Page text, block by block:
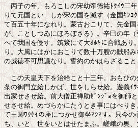
丙子の年、もろこしの宋幼帝徳祐ﾄｸｲｳ二
りて元国といゝしが宋の国を滅す（金国ｷﾝ
て百五十年になれり。蒙古おこりて、先金
が、ことしつゐにほろぼさる）。辛巳の年
へて我国を侵す。筑紫にて大ｵﾎｷに合戦あ
り。大風にはかにおこりて数十万艘の賊船
の威徳不可思議なり。誓約のかはらざること
この天皇天下を治給こと十三年。おもひの
条の御門立給しかば、世をしらせ給。遊義ｲ
出家せさせ給。前大僧正禅助ｾﾞﾝｼﾞｮを御師
せさせ給。めづらかにたうとき事にはべり
て王卿ﾜｳｹｲの座につかせ御坐ﾏｼﾏす。只今
ち、いとゞ世をいとはせたまふ。嵯峨の奥